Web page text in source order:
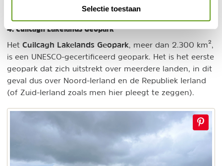
Selectie toestaan
4. Cuilcagh Lakelands Geopark
Het Cuilcagh Lakelands Geopark, meer dan 2.300 km²,
is een UNESCO-gecertificeerd geopark. Het is het eerste
geopark dat zich uitstrekt over meerdere landen, in dit
geval dus over Noord-Ierland en de Republiek Ierland
(of Zuid-Ierland zoals men hier pleegt te zeggen).